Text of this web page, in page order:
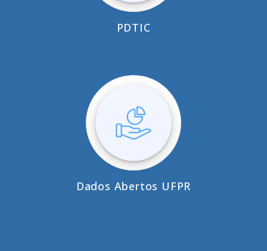
PDTIC
Dados Abertos UFPR